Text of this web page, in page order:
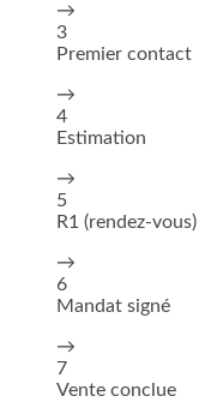
→
3
Premier contact
→
4
Estimation
→
5
R1 (rendez-vous)
→
6
Mandat signé
→
7
Vente conclue